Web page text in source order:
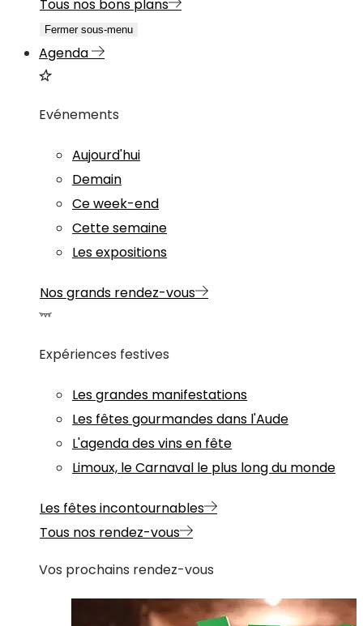
Tous nos bons plans
Fermer sous-menu
Agenda
Evénements
Aujourd'hui
Demain
Ce week-end
Cette semaine
Les expositions
Nos grands rendez-vous
Expériences festives
Les grandes manifestations
Les fêtes gourmandes dans l'Aude
L'agenda des vins en fête
Limoux, le Carnaval le plus long du monde
Les fêtes incontournables
Tous nos rendez-vous
Vos prochains rendez-vous